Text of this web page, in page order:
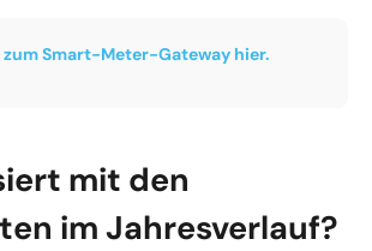
Smart-Meter-Gateway hier.
mit den
im Jahresverlauf?